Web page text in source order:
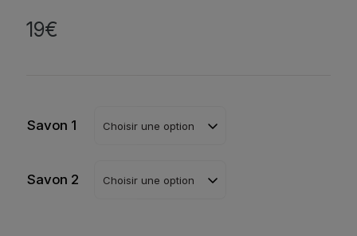
19€
Savon 1
Savon 2